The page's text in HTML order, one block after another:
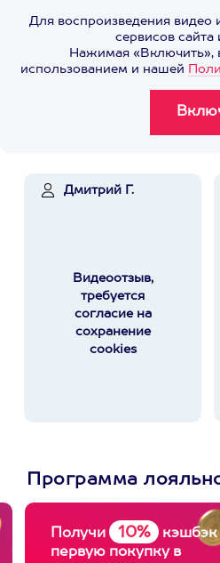
Для воспроизведения
сервисов сайта
Нажимая «Включить»,
использованием и нашей
Дмитрий Г.
Видеоотзыв,
требуется
согласие на
сохранение
cookies
Программа
Получи 10%
кэшбэк
первую покупку в